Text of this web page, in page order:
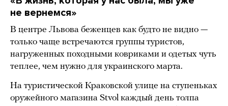
не вернемся»
В центре Львова беженцев как будто не видно —
только чаще встречаются группы туристов,
нагруженных походными ковриками и одетых чуть
теплее, чем нужно для украинского марта.
На туристической Краковской улице на ступеньках
оружейного магазина Stvol каждый день толпа